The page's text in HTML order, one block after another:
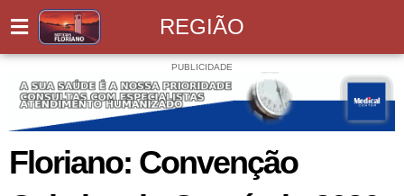
REGIÃO
PUBLICIDADE
Floriano: Convenção